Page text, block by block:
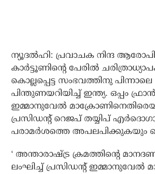
ന്യൂദല്‍ഹി: പ്രവാചക നിന്ദ
കാര്‍ട്ടൂണിന്റെ പേരില്‍
കൊല്ലപ്പെട്ട സംഭവത്തിനു
പിന്തുണയറിയിച്ച് ഇന്ത്യ. ഒപ്പം
ഇമ്മാനുവേല്‍
പ്രസിഡന്റ് റെജപ് തയ്യിപ്
പരാമര്‍ശത്തെ അപലപിക്കുകയും
‘ അന്താരാഷ്ട്ര ക്രമത്തിന്റെ
ലംഘിച്ച് പ്രസിഡന്റ് ഇമ്മാനുവേല്‍